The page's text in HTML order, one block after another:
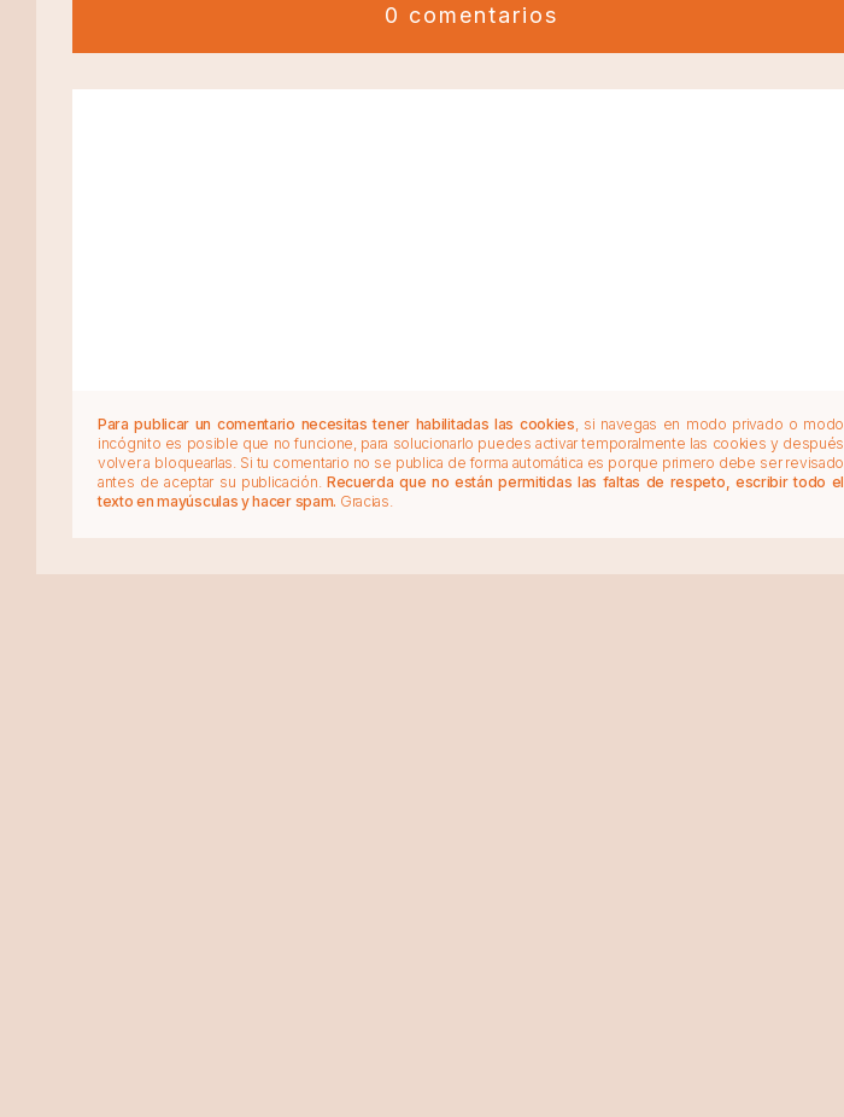
0 comentarios
Para publicar un comentario necesitas tener habilitadas las cookies , si navegas en modo privado o modo
incógnito es posible que no funcione, para solucionarlo puedes activar temporalmente las cookies y después
volver a bloquearlas. Si tu comentario no se publica de forma automática es porque primero debe ser revisado
antes de aceptar su publicación. Recuerda que no están permitidas las faltas de respeto, escribir todo el
texto en mayúsculas y hacer spam. Gracias.